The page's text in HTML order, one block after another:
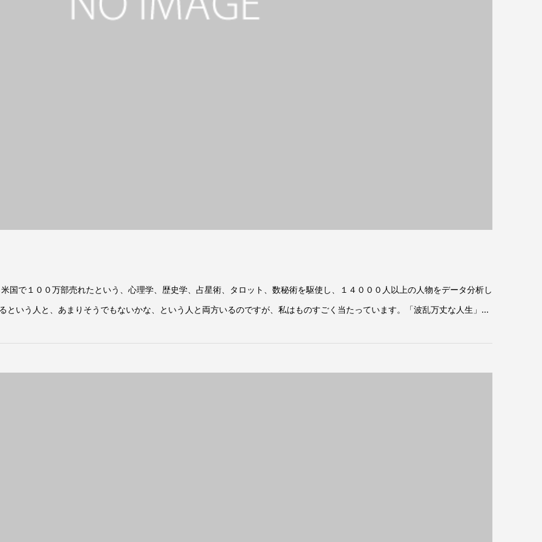
国で１００万部売れたという、心理学、歴史学、占星術、タロット、数秘術を駆使し、１４０００人以上の人物をデータ分析し
という人と、あまりそうでもないかな、という人と両方いるのですが、私はものすごく当たっています。「波乱万丈な人生」...